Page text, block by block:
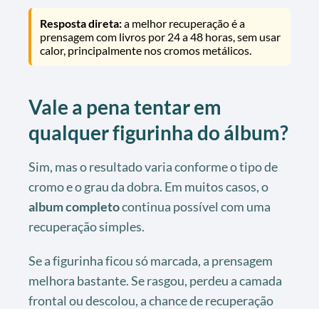
Resposta direta:a melhor recuperação é a
prensagem com livros por 24 a 48 horas, sem usar
calor, principalmente nos cromos metálicos.
Vale a pena tentar em
qualquer figurinha do álbum?
Sim, mas o resultado varia conforme o tipo de
cromo e o grau da dobra. Em muitos casos, o
album completocontinua possível com uma
recuperação simples.
Se a figurinha ficou só marcada, a prensagem
melhora bastante. Se rasgou, perdeu a camada
frontal ou descolou, a chance de recuperação